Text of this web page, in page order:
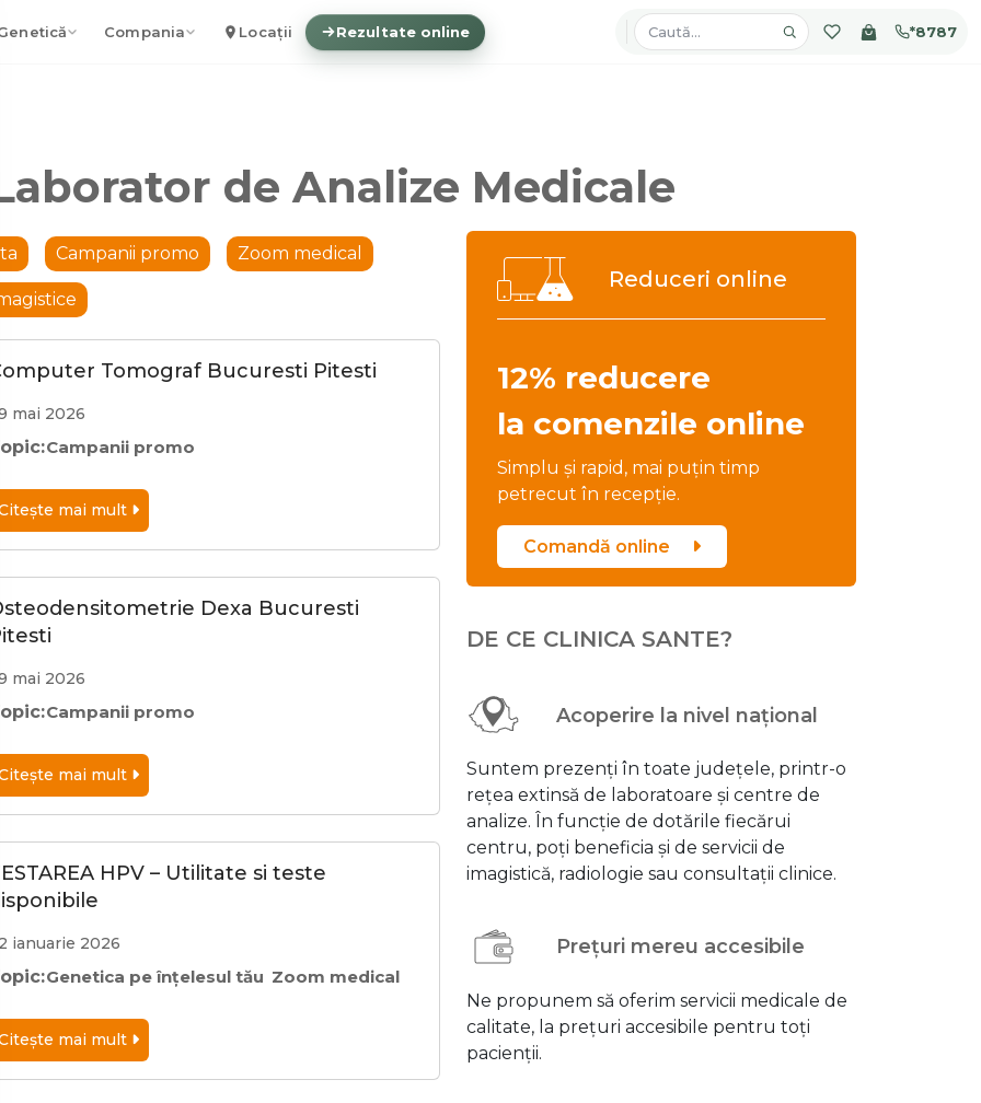
Compania Locații Rezultate online *8787
de Analize Medicale
Campanii promo Zoom medical
Tomograf Bucuresti Pitesti
mai 2026
Campanii promo
mai mult
Dexa Bucuresti
mai 2026
Campanii promo
mai mult
HPV – Utilitate si teste
ianuarie 2026
Genetica pe înțelesul tău Zoom medical
mai mult
Reduceri online
12% reducere
la comenzile online
Simplu și rapid, mai puțin timp
petrecut în recepție.
Comandă online
DE CE CLINICA SANTE?
Acoperire la nivel național
Suntem prezenți în toate județele, printr-o
rețea extinsă de laboratoare și centre de
analize. În funcție de dotările fiecărui
centru, poți beneficia și de servicii de
imagistică, radiologie sau consultații clinice.
Prețuri mereu accesibile
Ne propunem să oferim servicii medicale de
calitate, la prețuri accesibile pentru toți
pacienții.